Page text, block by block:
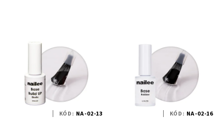
KÓD: NA-02-13 KÓD: NA-02-16